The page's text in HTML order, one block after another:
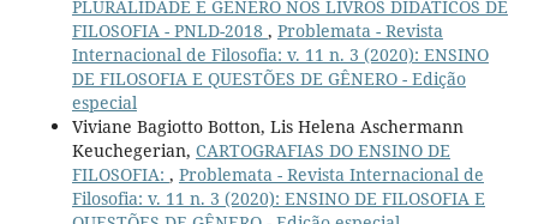
PLURALIDADE E GÊNERO NOS LIVROS DIDÁTICOS DE
FILOSOFIA - PNLD-2018 , Problemata - Revista
Internacional de Filosofia: v. 11 n. 3 (2020): ENSINO
DE FILOSOFIA E QUESTÕES DE GÊNERO - Edição
especial
Viviane Bagiotto Botton, Lis Helena Aschermann
Keuchegerian, CARTOGRAFIAS DO ENSINO DE
FILOSOFIA: , Problemata - Revista Internacional de
Filosofia: v. 11 n. 3 (2020): ENSINO DE FILOSOFIA E